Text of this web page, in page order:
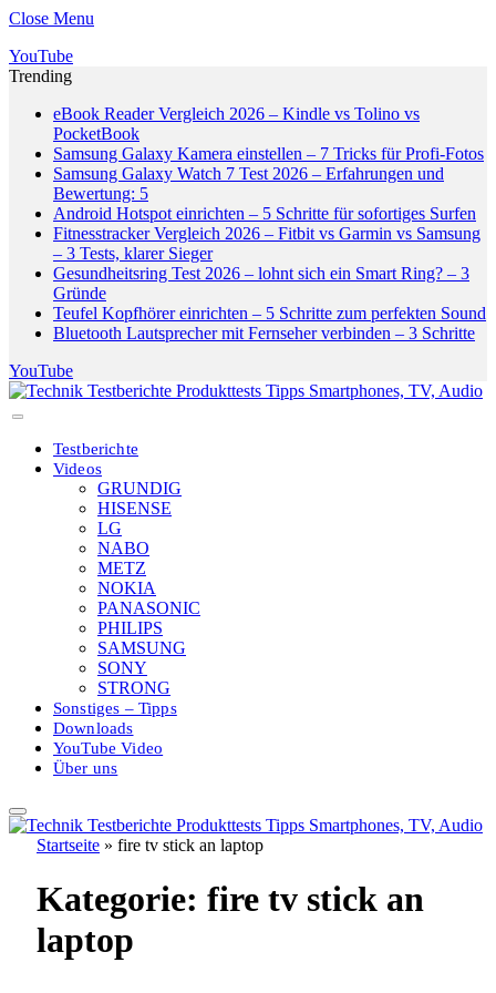
Close Menu
YouTube
Trending
eBook Reader Vergleich 2026 – Kindle vs Tolino vs
PocketBook
Samsung Galaxy Kamera einstellen – 7 Tricks für Profi-Fotos
Samsung Galaxy Watch 7 Test 2026 – Erfahrungen und
Bewertung: 5
Android Hotspot einrichten – 5 Schritte für sofortiges Surfen
Fitnesstracker Vergleich 2026 – Fitbit vs Garmin vs Samsung
– 3 Tests, klarer Sieger
Gesundheitsring Test 2026 – lohnt sich ein Smart Ring? – 3
Gründe
Teufel Kopfhörer einrichten – 5 Schritte zum perfekten Sound
Bluetooth Lautsprecher mit Fernseher verbinden – 3 Schritte
YouTube
Testberichte
Videos
GRUNDIG
HISENSE
LG
NABO
METZ
NOKIA
PANASONIC
PHILIPS
SAMSUNG
SONY
STRONG
Sonstiges – Tipps
Downloads
YouTube Video
Über uns
Startseite » fire tv stick an laptop
Kategorie: fire tv stick an
laptop